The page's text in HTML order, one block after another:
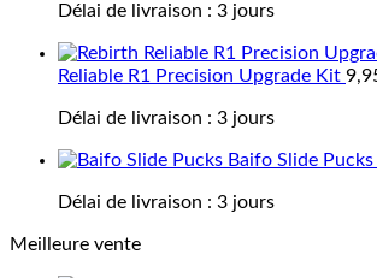
Délai de livraison : 3 jours
Reliable R1 Precision Upgrade Kit
Délai de livraison : 3 jours
Baifo Slide Pucks
Délai de livraison : 3 jours
Meilleure vente